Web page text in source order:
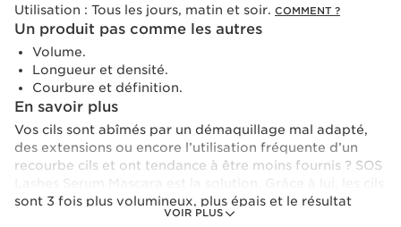
VOIR PLUS
Utilisation : Tous les jours, matin et soir. COMMENT ?
Un produit pas comme les autres
Volume.
Longueur et densité.
Courbure et définition.
En savoir plus
Vos cils sont abîmés par un démaquillage mal adapté,
des extensions ou encore l’utilisation fréquente d’un
recourbe cils et ont tendance à être moins fournis ? SOS
Lashes Serum Mascara est la solution. Grâce à lui, les cils
sont 3 fois plus volumineux, plus épais et le résultat
naturel. A la pointe de l’innovation, il est enrichi de